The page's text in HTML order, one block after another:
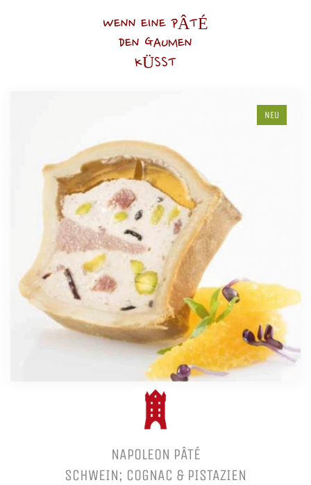
WENN EINE PÂTÉ
DEN GAUMEN
KÜSST
NEU
NAPOLEON PÂTÉ
SCHWEIN; COGNAC & PISTAZIEN